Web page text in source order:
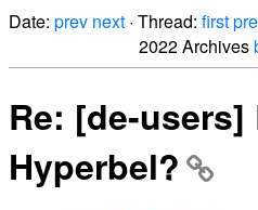
Date: prev next · Thread: first
2022 Archives
Re: [de-users]
Hyperbel?